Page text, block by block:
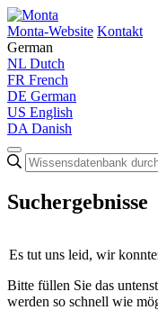
Monta-Website Kontakt
German
NL Dutch
FR French
DE German
US English
DA Danish
Suchergebnisse
Es tut uns leid, wir
Bitte füllen Sie das
werden so schnell wie